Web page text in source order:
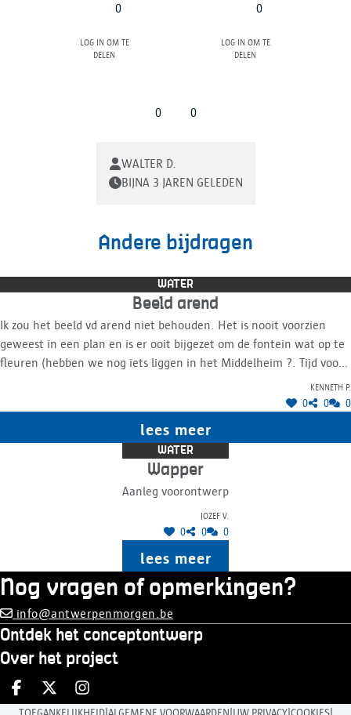
0
Log in om te
delen
0
Log in om te
delen
0 0
WALTER D.
BIJNA 3 JAREN GELEDEN
Andere bijdragen
WATER
Beeld arend
Ik zou het beeld vd arend niet behouden. Het is nooit voorzien
geweest in een plan en is er ooit bijgezet om de fontein wat op te
fleuren (hebben we nog iets liggen in het Middelheim ?. Tijd voor
Kenneth P.
0 0 0
lees meer
WATER
Wapper
Aanleg voorontwerp
Jozef V.
0 0 0
lees meer
Nog vragen of opmerkingen?
info@antwerpenmorgen.be
Ontdek het conceptontwerp
Over het project
Deel op facebook
Deel op X
Deel op Instagram